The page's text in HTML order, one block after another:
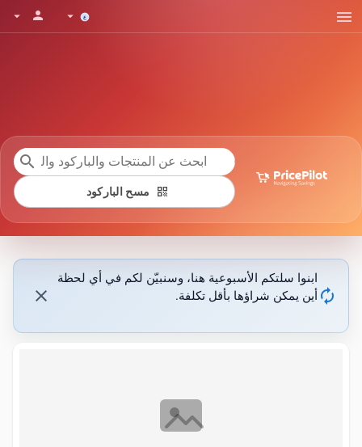
menu
arrow_drop_down
person
arrow_drop_down
search
qr_code مسح الباركود
autorenew
ابنوا سلتكم الأسبوعية هنا، وسنبيّن لكم في أي لحظة
أين يمكن شراؤها بأقل تكلفة.
close